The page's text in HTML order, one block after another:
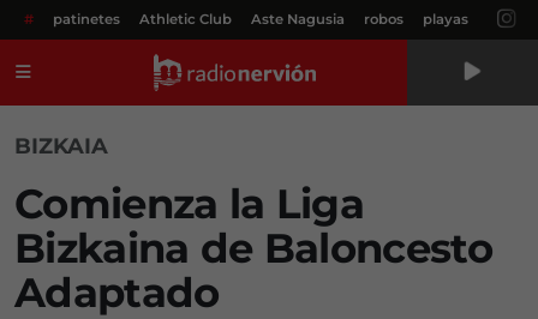
# patinetes Athletic Club Aste Nagusia robos playas
BIZKAIA
Comienza la Liga
Bizkaina de Baloncesto
Adaptado